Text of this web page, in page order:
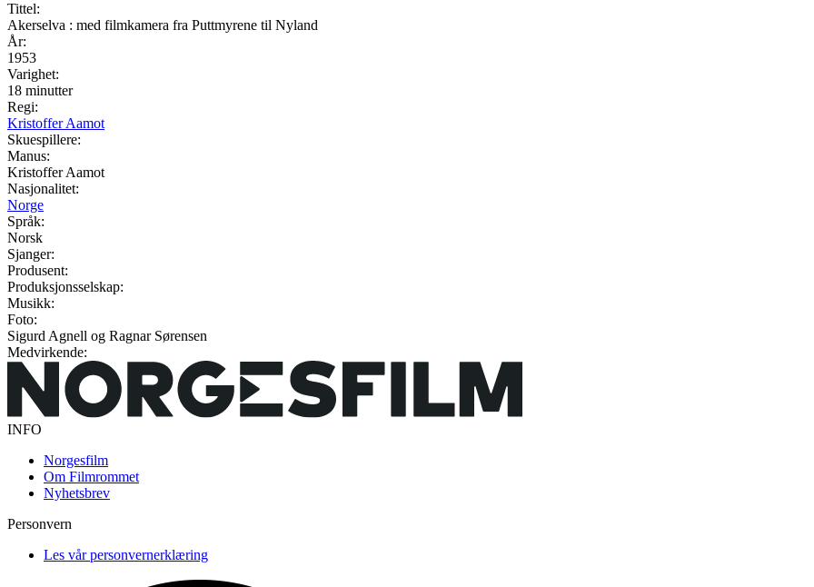
Tittel:
Akerselva : med filmkamera fra Puttmyrene til Nyland
År:
1953
Varighet:
18 minutter
Regi:
Kristoffer Aamot
Skuespillere:
Manus:
Kristoffer Aamot
Nasjonalitet:
Norge
Språk:
Norsk
Sjanger:
Produsent:
Produksjonsselskap:
Musikk:
Foto:
Sigurd Agnell og Ragnar Sørensen
Medvirkende:
INFO
Norgesfilm
Om Filmrommet
Nyhetsbrev
Personvern
Les vår personvernerklæring